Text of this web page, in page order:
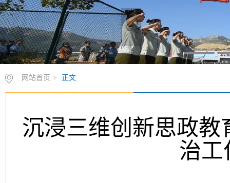
网站首页 > 正文
沉浸三维创新思政
治工